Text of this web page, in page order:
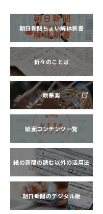
朝日新聞ちょい解体新書
折々のことば
吹奏楽
紙面コンテンツ一覧
紙の新聞の読む以外の活用法
朝日新聞のデジタル版